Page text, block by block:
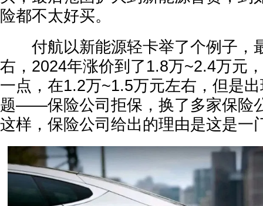
险都不太好买。
付航以新能源轻卡举了个例子，
右，2024年涨价到了1.8万~2.4万元
一点，在1.2万~1.5万元左右，但是
题——保险公司拒保，换了多家保险
这样，保险公司给出的理由是这是一